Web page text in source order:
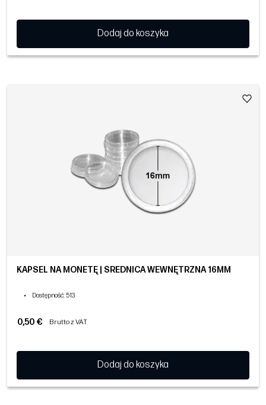
Dodaj do koszyka
KAPSEL NA MONETĘ | ŚREDNICA WEWNĘTRZNA 16MM
• Dostępność: 513
0,50 € Brutto z VAT
Dodaj do koszyka